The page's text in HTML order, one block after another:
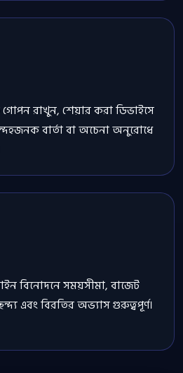
রাখুন, শেয়ার করা ডিভাইসে
বার্তা বা অচেনা অনুরোধে
বিনোদনে সময়সীমা, বাজেট
এবং বিরতির অভ্যাস গুরুত্বপূর্ণ।